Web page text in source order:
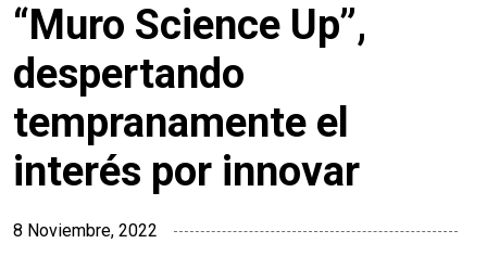
“Muro Science Up”,
despertando
tempranamente el
interés por innovar
8 Noviembre, 2022